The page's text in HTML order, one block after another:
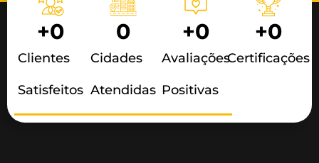
Clientes
Satisfeitos
+0
Cidades
Atendidas
0
Avaliações
Positivas
+0
Certificações
+0